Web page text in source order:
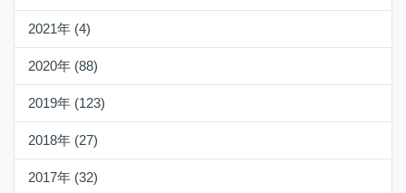
2021年 (4)
2020年 (88)
2019年 (123)
2018年 (27)
2017年 (32)